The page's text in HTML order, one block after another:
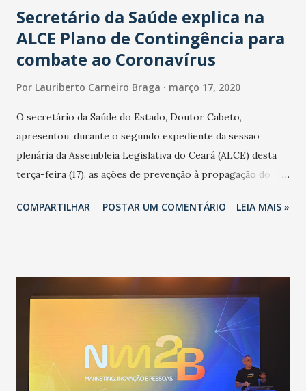
Secretário da Saúde explica na
ALCE Plano de Contingência para
combate ao Coronavírus
Por Lauriberto Carneiro Braga março 17, 2020
O secretário da Saúde do Estado, Doutor Cabeto,
apresentou, durante o segundo expediente da sessão
plenária da Assembleia Legislativa do Ceará (ALCE) desta
terça-feira (17), as ações de prevenção à propagação do
adotadas pelo Governo do Estado na contenção da
população suspeita e de cuidados com os ambientes
públicos e domiciliares. “Nós não estamos vivendo uma
epidemia comum, como temos em todos os anos, com
aumento de casos de dengue, influenza ou H1N1. Trata-se
de uma epidemia com um vírus diferente, com um poder de
contaminação maior que outros coronavírus”, apontou o
COMPARTILHAR POSTAR UM COMENTÁRIO LEIA MAIS »